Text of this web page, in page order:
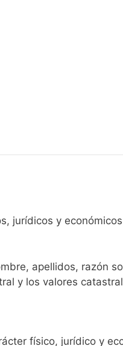
jurídicos y
apellidos, razón
y los valores
físico, jurídico y